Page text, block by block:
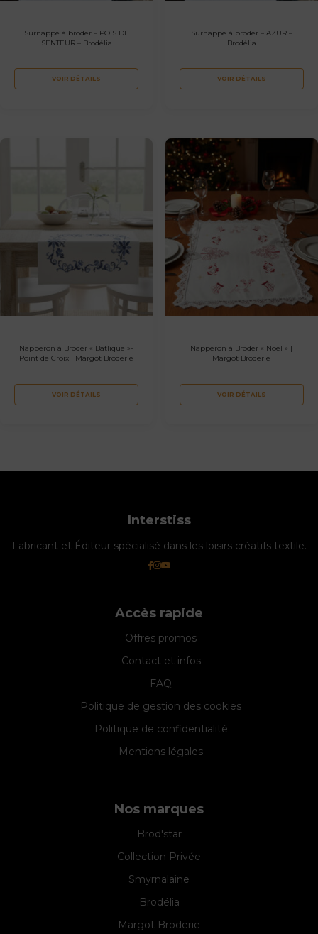
Surnappe à broder – POIS DE
SENTEUR – Brodélia
VOIR DÉTAILS
Surnappe à broder – AZUR –
Brodélia
VOIR DÉTAILS
Napperon à Broder « Batlique »-
Point de Croix | Margot Broderie
VOIR DÉTAILS
Napperon à Broder « Noël » |
Margot Broderie
VOIR DÉTAILS
Interstiss
Fabricant et Éditeur spécialisé dans les loisirs créatifs textile.
Accès rapide
Offres promos
Contact et infos
FAQ
Politique de gestion des cookies
Politique de confidentialité
Mentions légales
Nos marques
Brod'star
Collection Privée
Smyrnalaine
Brodélia
Margot Broderie